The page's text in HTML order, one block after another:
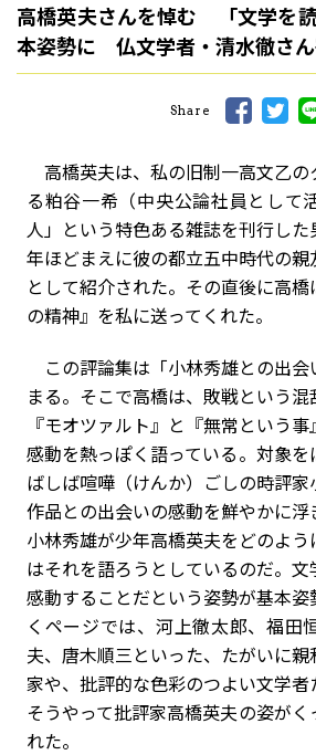
高橋英夫さんを悼む 「文学を
本姿勢に 仏文学者・清水徹さ
Share
高橋英夫は、私の旧制一高文乙の
る粕谷一希（中央公論社員として
人」という特色ある雑誌を刊行した
年ほどまえに彼の都立五中時代の
として紹介された。その直後に高
の精神』を私に送ってくれた。
この評論集は「小林秀雄との出会
まる。そこで高橋は、敗戦という
『モオツァルト』と『無常という
感動を熱っぽく語っている。対象
ばしば喧嘩（けんか）ごしの時評家
作品との出会いの感動を鮮やかに
小林秀雄が少年高橋英夫をどのよ
はそれを語ろうとしているのだ。
感動することだという姿勢が基本
くページでは、河上徹太郎、福田
夫、唐木順三といった、たがいに
家や、批評的な色彩のつよい文学者
そうやって批評家高橋英夫の姿が
れた。